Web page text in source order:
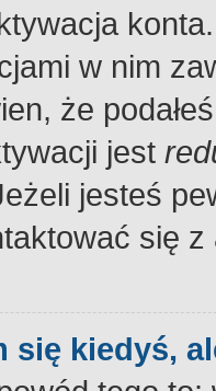
w nim
że
jest
jesteś
się
się kiedyś,